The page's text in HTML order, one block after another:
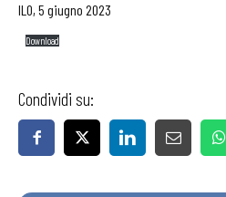
ILO, 5 giugno 2023
Download
Condividi su: